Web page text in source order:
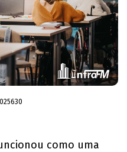
como uma